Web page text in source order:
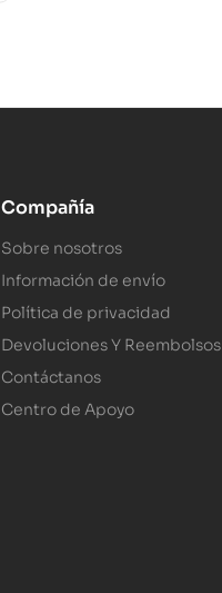
Compañía
Sobre nosotros
Información de envío
Política de privacidad
Devoluciones Y Reembolsos
Contáctanos
Centro de Apoyo